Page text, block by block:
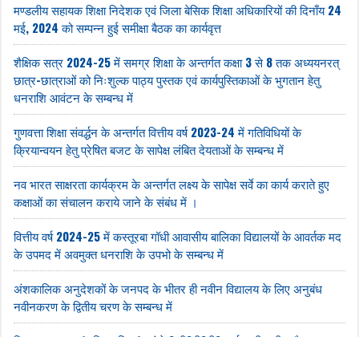
मण्डलीय सहायक शिक्षा निदेशक एवं जिला बेसिक शिक्षा अधिकारियों की दिनाँय 24
मई, 2024 को सम्पन्न हुई समीक्षा बैठक का कार्यवृत्त
शैक्षिक सत्र 2024-25 में समग्र शिक्षा के अन्तर्गत कक्षा 3 से 8 तक अध्ययनरत्
छात्र-छात्राओं को निःशुल्क पाठ्य पुस्तक एवं कार्यपुस्तिकाओं के भुगतान हेतु
धनराशि आवंटन के सम्बन्ध में
गुणवत्ता शिक्षा संवर्द्धन के अन्तर्गत वित्तीय वर्ष 2023-24 में गतिविधियों के
क्रियान्वयन हेतु प्रेषित बजट के सापेक्ष लंबित देयताओं के सम्बन्ध में
नव भारत साक्षरता कार्यक्रम के अन्तर्गत लक्ष्य के सापेक्ष सर्वे का कार्य कराते हुए
कक्षाओं का संचालन कराये जाने के संबंध में ।
वित्तीय वर्ष 2024-25 में कस्तूरबा गॉधी आवासीय बालिका विद्यालयों के आवर्तक मद
के उपमद में अवमुक्त धनराशि के उपभो के सम्बन्ध में
अंशकालिक अनुदेशकों के जनपद के भीतर ही नवीन विद्यालय के लिए अनुबंध
नवीनकरण के द्वितीय चरण के सम्बन्ध में